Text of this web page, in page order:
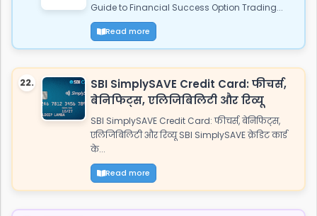
Guide to Financial Success Option Trading...
Read more
22.
SBI SimplySAVE Credit Card: फीचर्स,
बेनिफिट्स, एलिजिबिलिटी और रिव्यू
SBI SimplySAVE Credit Card: फीचर्स, बेनिफिट्स,
एलिजिबिलिटी और रिव्यू SBI SimplySAVE क्रेडिट कार्ड
के...
Read more